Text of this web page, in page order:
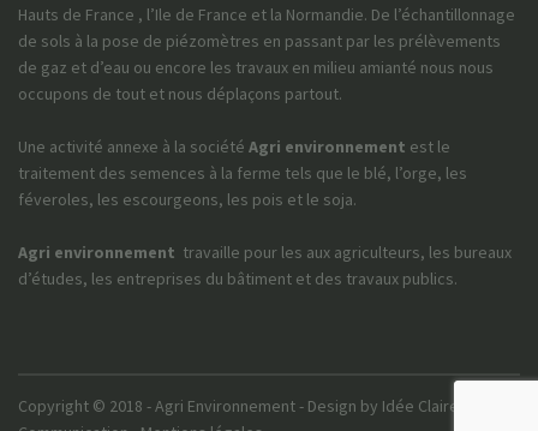
Hauts de France , l’Ile de France et la Normandie. De l’échantillonnage
de sols à la pose de piézomètres en passant par les prélèvements
de gaz et d’eau ou encore les travaux en milieu amianté nous nous
occupons de tout et nous déplaçons partout.
Une activité annexe à la société Agri environnement est le
traitement des semences à la ferme tels que le blé, l’orge, les
féveroles, les escourgeons, les pois et le soja.
Agri environnement travaille pour les aux agriculteurs, les bureaux
d’études, les entreprises du bâtiment et des travaux publics.
Copyright © 2018 - Agri Environnement - Design by Idée Claire